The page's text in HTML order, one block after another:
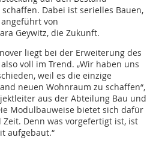
Dabei ist serielles Bauen,
von
Geywitz, die Zukunft.
liegt bei der Erweiterung des
voll im Trend. „Wir haben uns
weil es die einzige
neuen Wohnraum zu schaffen“,
aus der Abteilung Bau und
Modulbauweise bietet sich dafür
Denn was vorgefertigt ist, ist
aufgebaut.“